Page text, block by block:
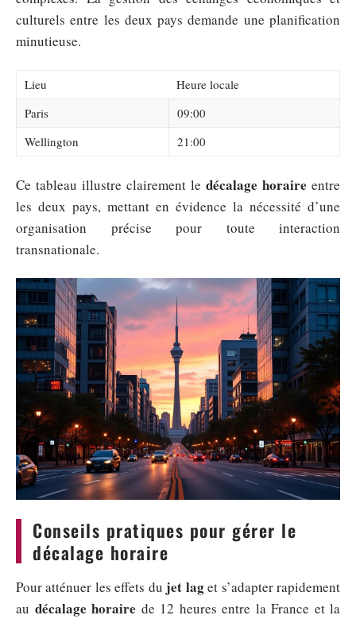
culturels entre les deux pays demande une planification
minutieuse.
Lieu
Heure locale
Paris
09:00
Wellington
21:00
Ce tableau illustre clairement le décalage horaire entre
les deux pays, mettant en évidence la nécessité d’une
organisation précise pour toute interaction
transnationale.
Conseils pratiques pour gérer le
décalage horaire
Pour atténuer les effets du jet laget s’adapter rapidement
au décalage horaire de 12 heures entre la France et la